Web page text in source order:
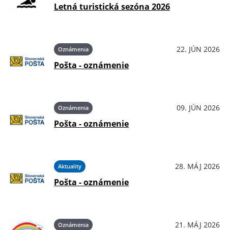
Letná turistická sezóna 2026
Oznámenia 22. JÚN 2026
Pošta - oznámenie
Oznámenia 09. JÚN 2026
Pošta - oznámenie
Aktuality 28. MÁJ 2026
Pošta - oznámenie
Oznámenia 21. MÁJ 2026